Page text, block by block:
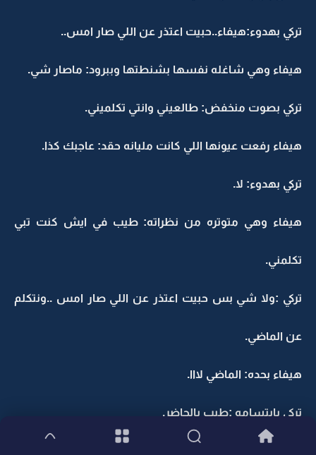
تركي بهدوء:هيفاء..حبيت اعتذر عن اللي صار امس..
هيفاء وهي شاغله نفسها بشنطتها وببرود: ماصار شي.
تركي بصوت منخفض: طالعيني وانتي تكلميني.
هيفاء رفعت عيونها اللي كانت مليانه حقد: عاجبك كذا.
تركي بهدوء: لا.
هيفاء وهي متوتره من نظراته: طيب في ايش كنت تبي
تكلمني.
تركي :ولا شي بس حبيت اعتذر عن اللي صار امس ..ونتكلم
عن الماضي.
هيفاء بحده: الماضي لااا.
تركي بابتسامه :طيب بالحاضر.